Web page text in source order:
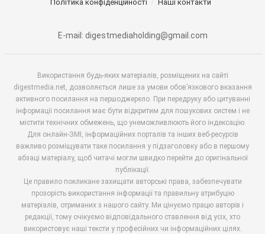
Політика конфіденційності
Наші контакти
E-mail: digestmediaholding@gmail.com
Використання будь-яких матеріалів, розміщених на сайті
digestmedia.net, дозволяється лише за умови обов’язкового вказання
активного посилання на першоджерело. При передруку або цитуванні
інформації посилання має бути відкритим для пошукових систем і не
містити технічних обмежень, що унеможливлюють його індексацію.
Для онлайн-ЗМІ, інформаційних порталів та інших веб-ресурсів
важливо розміщувати таке посилання у підзаголовку або в першому
абзаці матеріалу, щоб читачі могли швидко перейти до оригінальної
публікації.
Це правило покликане захищати авторські права, забезпечувати
прозорість використання інформації та правильну атрибуцію
матеріалів, отриманих з нашого сайту. Ми цінуємо працю авторів і
редакції, тому очікуємо відповідального ставлення від усіх, хто
використовує наші тексти у професійних чи інформаційних цілях.